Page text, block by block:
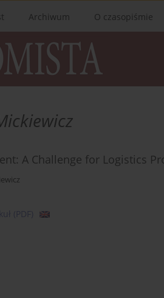
Archiwum O czasopiśmie
A Challenge for Logistics
(PDF)